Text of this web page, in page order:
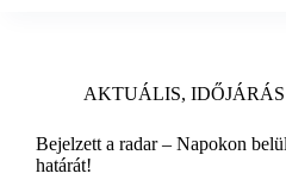
AKTUÁLIS, IDŐJÁRÁS
Bejelzett a radar – Napokon
határát!